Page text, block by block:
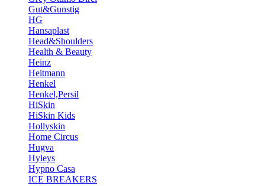
Gut&Gunstig
HG
Hansaplast
Head&Shoulders
Health & Beauty
Heinz
Heitmann
Henkel
Henkel,Persil
HiSkin
HiSkin Kids
Hollyskin
Home Circus
Hugva
Hyleys
Hypno Casa
ICE BREAKERS